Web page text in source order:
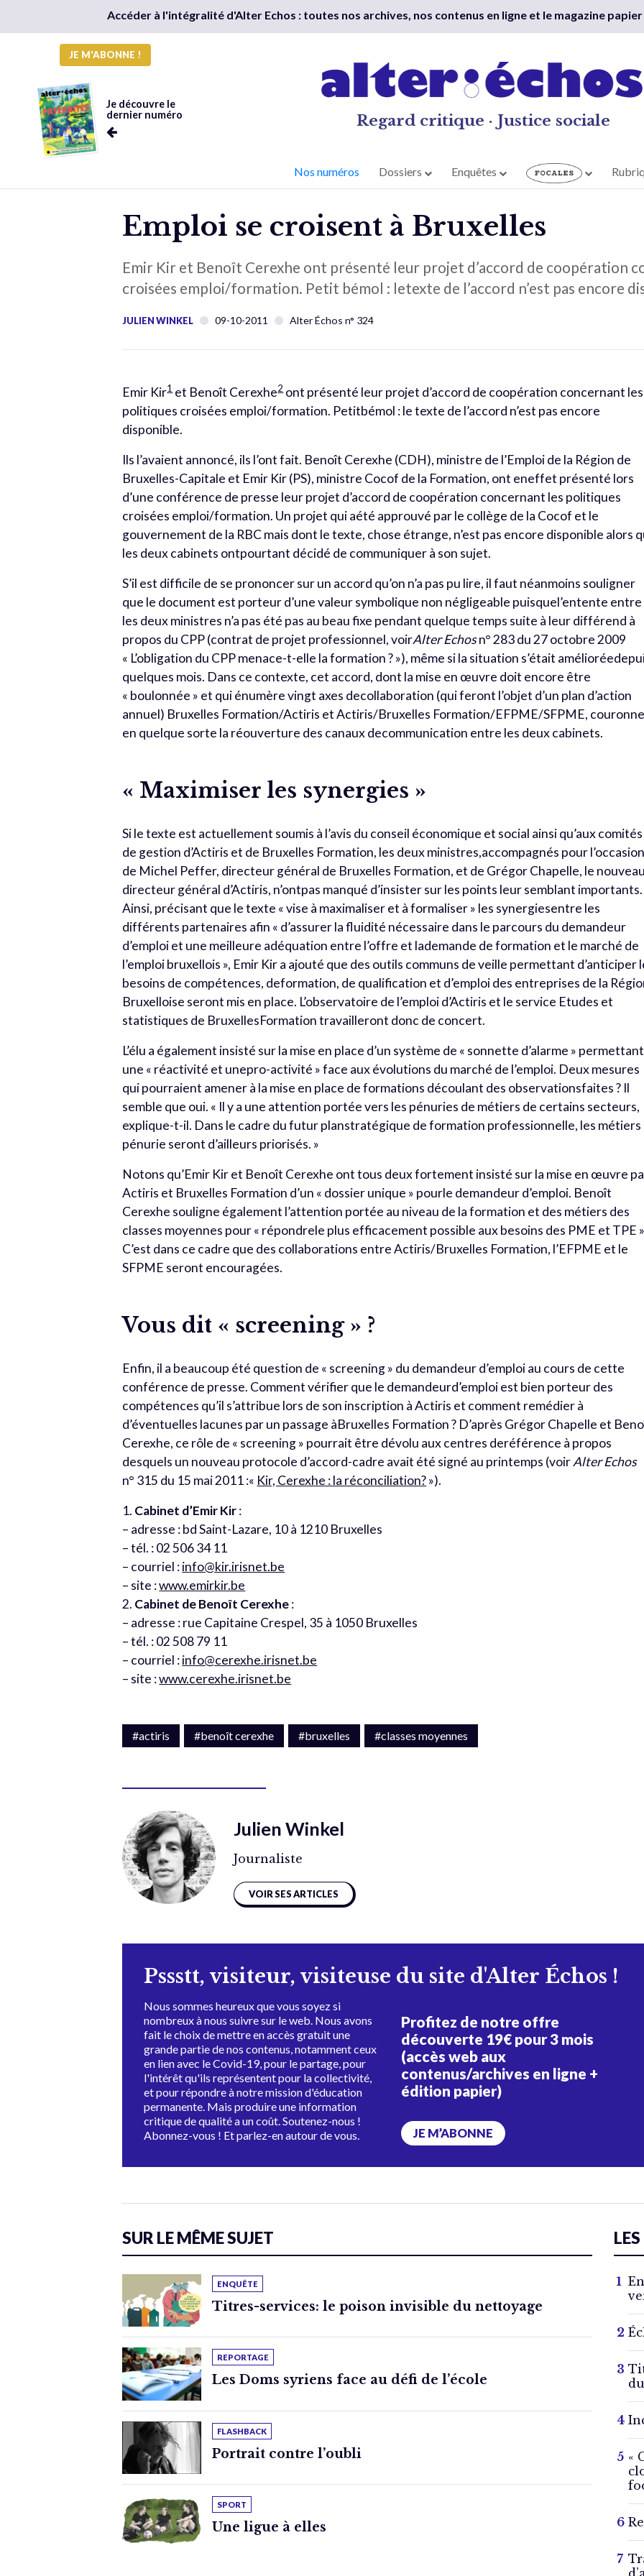
Accéder à l'intégralité d'Alter Echos : toutes nos archives, nos contenus en ligne et le magazine
JE M'ABONNE !
Je découvre le
dernier numéro
Regard critique · Justice sociale
Nos numéros Dossiers Enquêtes
Emploi se croisent à Bruxelles
Emir Kir et Benoît Cerexhe ont présenté leur projet d’accord de coopération
croisées emploi/formation. Petit bémol : letexte de l’accord n’est pas encore
JULIEN WINKEL 09-10-2011 Alter Échos n° 324
Emir Kir1et Benoît Cerexhe2ont présenté leur projet d’accord de coopération concernant les
politiques croisées emploi/formation. Petitbémol : le texte de l’accord n’est pas encore
disponible.
Ils l’avaient annoncé, ils l’ont fait. Benoît Cerexhe (CDH), ministre de l’Emploi de la Région de
Bruxelles-Capitale et Emir Kir (PS), ministre Cocof de la Formation, ont eneffet présenté lors
d’une conférence de presse leur projet d’accord de coopération concernant les politiques
croisées emploi/formation. Un projet qui aété approuvé par le collège de la Cocof et le
gouvernement de la RBC mais dont le texte, chose étrange, n’est pas encore disponible alors
les deux cabinets ontpourtant décidé de communiquer à son sujet.
S’il est difficile de se prononcer sur un accord qu’on n’a pas pu lire, il faut néanmoins souligner
que le document est porteur d’une valeur symbolique non négligeable puisquel’entente entre
les deux ministres n’a pas été pas au beau fixe pendant quelque temps suite à leur différend à
propos du CPP (contrat de projet professionnel, voirAlter Echosn° 283 du 27 octobre 2009
« L’obligation du CPP menace-t-elle la formation ? »), même si la situation s’était
quelques mois. Dans ce contexte, cet accord, dont la mise en œuvre doit encore être
« boulonnée » et qui énumère vingt axes decollaboration (qui feront l’objet d’un plan d’action
annuel) Bruxelles Formation/Actiris et Actiris/Bruxelles Formation/EFPME/SFPME,
en quelque sorte la réouverture des canaux decommunication entre les deux cabinets.
« Maximiser les synergies »
Si le texte est actuellement soumis à l’avis du conseil économique et social ainsi qu’aux comités
de gestion d’Actiris et de Bruxelles Formation, les deux ministres,accompagnés pour
de Michel Peffer, directeur général de Bruxelles Formation, et de Grégor Chapelle, le
directeur général d’Actiris, n’ontpas manqué d’insister sur les points leur semblant importants.
Ainsi, précisant que le texte « vise à maximaliser et à formaliser » les synergiesentre les
différents partenaires afin « d’assurer la fluidité nécessaire dans le parcours du demandeur
d’emploi et une meilleure adéquation entre l’offre et lademande de formation et le marché de
l’emploi bruxellois », Emir Kir a ajouté que des outils communs de veille permettant d’anticiper
besoins de compétences, deformation, de qualification et d’emploi des entreprises de la
Bruxelloise seront mis en place. L’observatoire de l’emploi d’Actiris et le service Etudes et
statistiques de BruxellesFormation travailleront donc de concert.
L’élu a également insisté sur la mise en place d’un système de « sonnette d’alarme » permettant
une « réactivité et unepro-activité » face aux évolutions du marché de l’emploi. Deux mesures
qui pourraient amener à la mise en place de formations découlant des observationsfaites ? Il
semble que oui. « Il y a une attention portée vers les pénuries de métiers de certains secteurs,
explique-t-il. Dans le cadre du futur planstratégique de formation professionnelle, les métiers
pénurie seront d’ailleurs priorisés. »
Notons qu’Emir Kir et Benoît Cerexhe ont tous deux fortement insisté sur la mise en œuvre
Actiris et Bruxelles Formation d’un « dossier unique » pourle demandeur d’emploi. Benoît
Cerexhe souligne également l’attention portée au niveau de la formation et des métiers des
classes moyennes pour « répondrele plus efficacement possible aux besoins des PME et TPE
C’est dans ce cadre que des collaborations entre Actiris/Bruxelles Formation, l’EFPME et le
SFPME seront encouragées.
Vous dit « screening » ?
Enfin, il a beaucoup été question de « screening » du demandeur d’emploi au cours de cette
conférence de presse. Comment vérifier que le demandeurd’emploi est bien porteur des
compétences qu’il s’attribue lors de son inscription à Actiris et comment remédier à
d’éventuelles lacunes par un passage àBruxelles Formation ? D’après Grégor Chapelle et
Cerexhe, ce rôle de « screening » pourrait être dévolu aux centres deréférence à propos
desquels un nouveau protocole d’accord-cadre avait été signé au printemps (voirAlter Echos
n° 315 du 15 mai 2011 :« Kir, Cerexhe : la réconciliation?»).
1. Cabinet d’Emir Kir:
– adresse : bd Saint-Lazare, 10 à 1210 Bruxelles
– tél. : 02 506 34 11
– courriel :info@kir.irisnet.be
– site :www.emirkir.be
2. Cabinet de Benoît Cerexhe:
– adresse : rue Capitaine Crespel, 35 à 1050 Bruxelles
– tél. : 02 508 79 11
– courriel :info@cerexhe.irisnet.be
– site :www.cerexhe.irisnet.be
#actiris #benoît cerexhe #bruxelles #classes moyennes
Julien Winkel
Journaliste
VOIR SES ARTICLES
Pssstt, visiteur, visiteuse du site d'Alter Échos !
Nous sommes heureux que vous soyez si
nombreux à nous suivre sur le web. Nous avons
fait le choix de mettre en accès gratuit une
grande partie de nos contenus, notamment ceux
en lien avec le Covid-19, pour le partage, pour
l'intérêt qu'ils représentent pour la collectivité,
et pour répondre à notre mission d'éducation
permanente. Mais produire une information
critique de qualité a un coût. Soutenez-nous !
Abonnez-vous ! Et parlez-en autour de vous.
Profitez de notre offre
découverte 19€ pour 3 mois
(accès web aux
contenus/archives en ligne +
édition papier)
JE M’ABONNE
SUR LE MÊME SUJET
ENQUÊTE
Titres-services: le poison invisible du nettoyage
REPORTAGE
Les Doms syriens face au défi de l’école
FLASHBACK
Portrait contre l’oubli
SPORT
Une ligue à elles
«